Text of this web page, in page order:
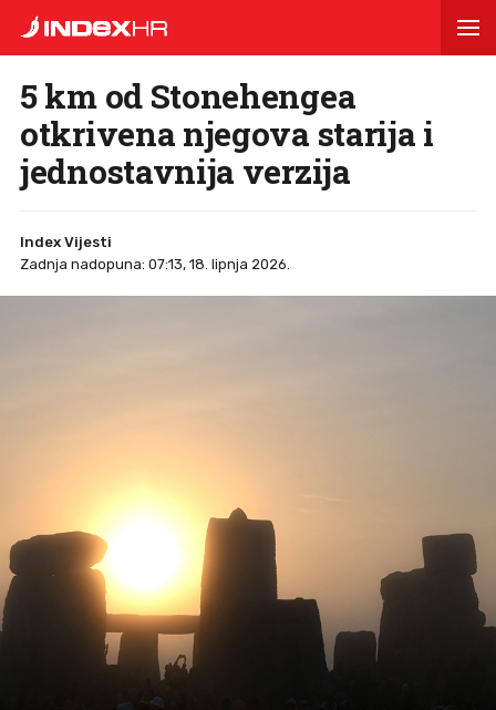
5 km od Stonehengea
otkrivena njegova starija i
jednostavnija verzija
Index Vijesti
Zadnja nadopuna: 07:13, 18. lipnja 2026.